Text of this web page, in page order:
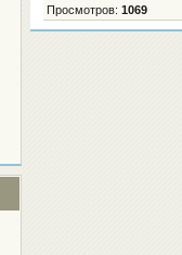
Просмотров:1069